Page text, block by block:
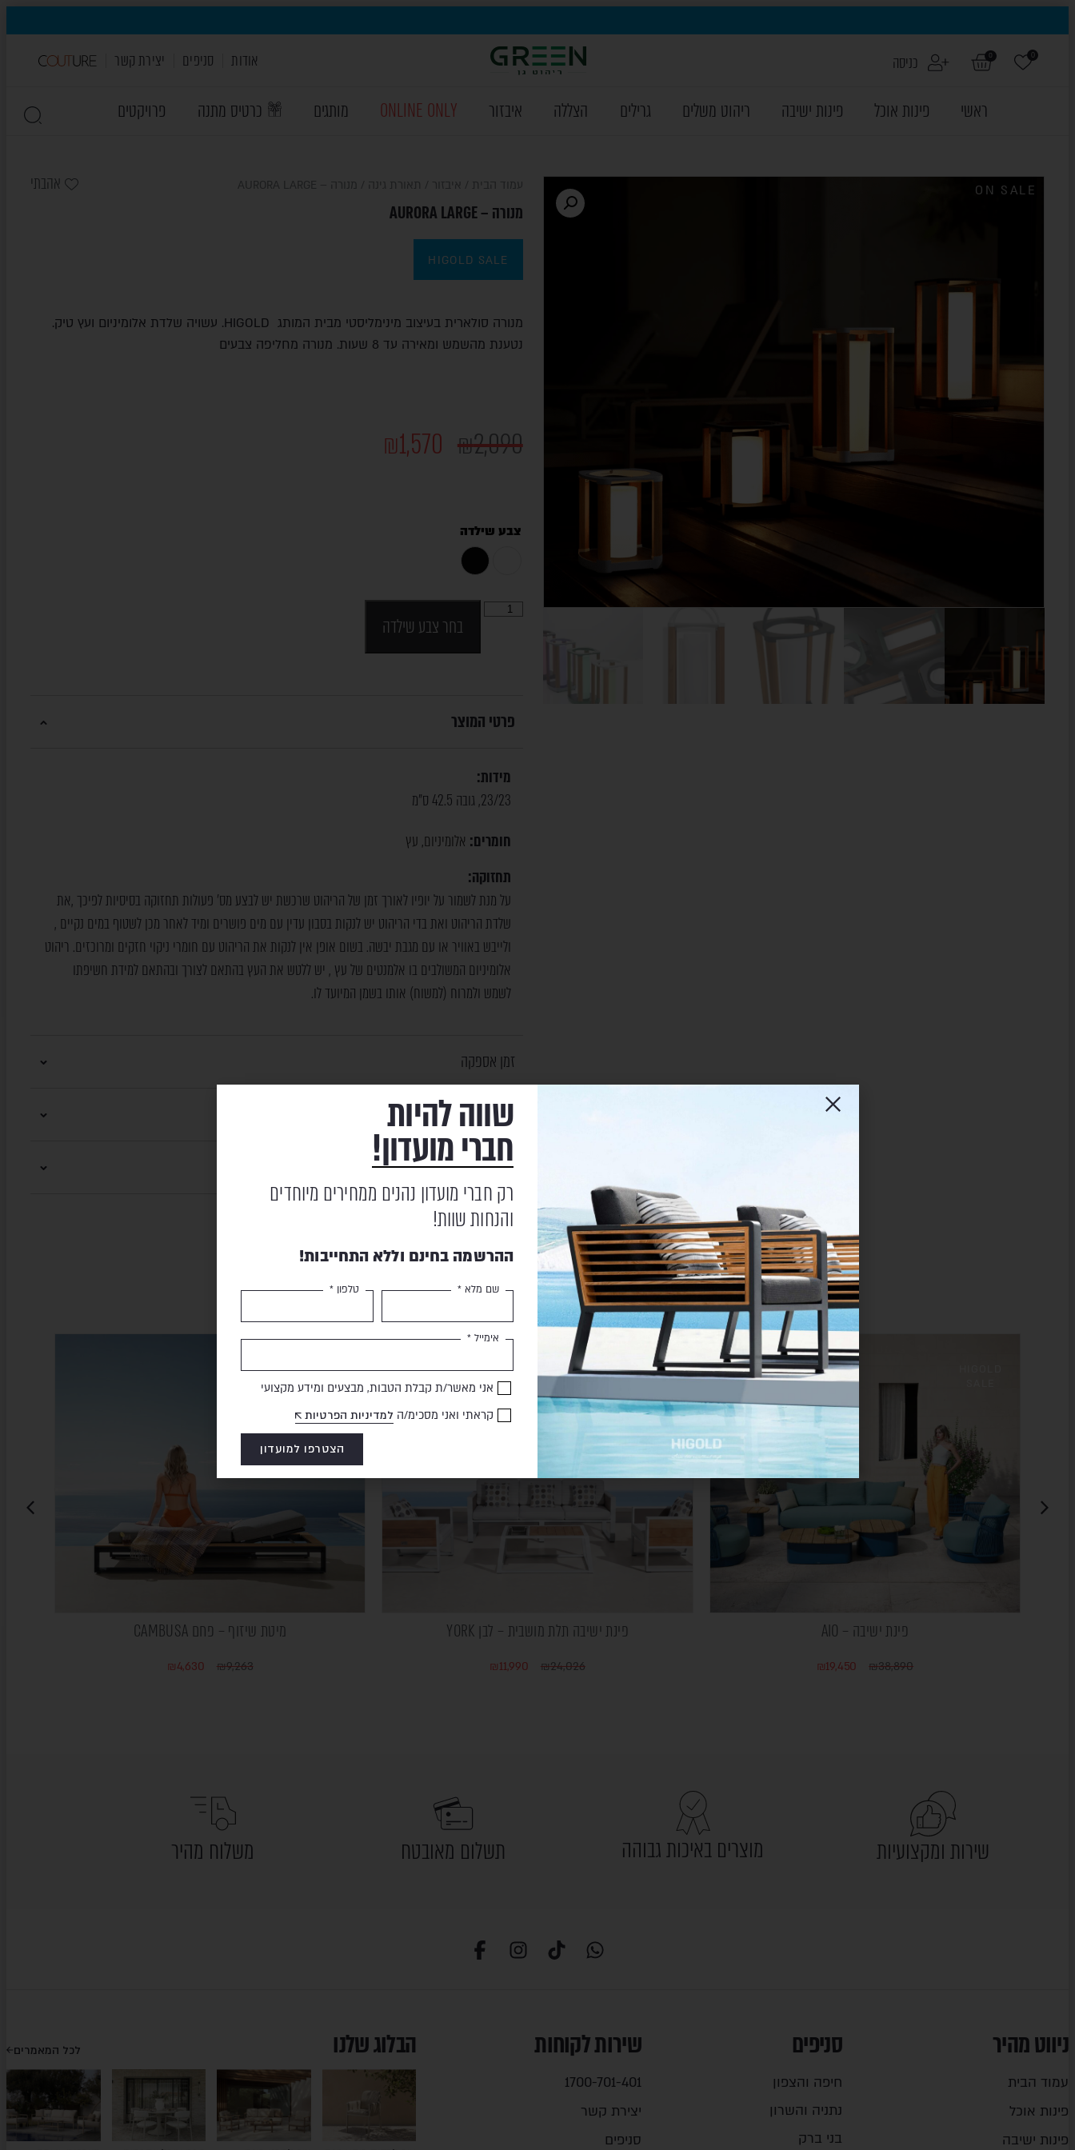
0
0 כניסה אודות סניפים יצירת קשר
ראשי פינות אוכל פינות ישיבה ריהוט משלים גרילים הצללה איבזור ONLINE ONLY מותגים כרטיס מתנה פרויקטים
ON SALE עמוד הבית איבזור תאורת גינה / מנורה – AURORA LARGE
אהבתי
מנורה – AURORA LARGE
HIGOLD SALE
מנורה סולארית בעיצוב מינימליסטי מבית המותג HIGOLD. עשויה שלדת אלומיניום ועץ טיק.
נטענת מהשמש ומאירה עד 8 שעות. מנורה מחליפה צבעים
₪2,090
₪1,570
צבע שילדה
בחר צבע שילדה
פרטי המוצר
מידות:
23/23, גובה 42.5 ס"מ
חומרים: אלומיניום, עץ
תחזוקה:
על מנת לשמור על יופיו לאורך זמן של הריהוט שרכשת יש לבצע מס’ פעולות תחזוקה בסיסיות לפיכך ,את
שלדת הריהוט ואת בדי הריהוט יש לנקות בסבון עדין עם מים פושרים ומיד לאחר מכן לשטוף במים נקיים ,
ולייבש באוויר או עם מגבת יבשה. בשום אופן אין לנקות את הריהוט עם חומרי ניקוי חזקים ומרוכזים. ריהוט
אלומיניום המשולבים בו אלמנטים של עץ , יש ללטש את העץ בהתאם לצורך ובהתאם למידת חשיפתו
לשמש ולמרוח (למשוח) אותו בשמן המיועד לו.
זמן אספקה
הובלה והרכבה
אחריות
מוצרים נוספיםשעשויים לעניין אותך
פינת ישיבה – AIO
₪38,890
₪19,450
פינת ישיבה תלת מושבית – לבן YORK
₪24,026
₪11,990
HIGOLD
מיטת שיזוף – פחם CAMBUSA
₪9,263
₪4,630
HIGOLD
SALE
שירות ומקצועיות מוצרים באיכות גבוהה תשלום מאובטח משלוח מהיר
ניווט מהיר
עמוד הבית
פינות אוכל
פינות ישיבה
סניפים
חיפה והצפון
נתניה והשרון
בני ברק
שירות לקוחות
1700-701-401
יצירת קשר
סניפים
הבלוג שלנו לכל המאמרים
שווה להיות
חברי מועדון!
רק חברי מועדון נהנים ממחירים מיוחדים
והנחות שוות!
ההרשמה בחינם וללא התחייבות!
שם מלא * טלפון *
אימייל *
אני מאשר/ת קבלת הטבות, מבצעים ומידע מקצועי
קראתי ואני מסכימ/ה למדיניות הפרטיות
הצטרפו למועדון